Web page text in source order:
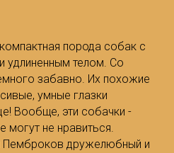
порода собак с
удлиненным телом. Со
забавно. Их похожие
умные глазки
Вообще, эти собачки -
могут не нравиться.
Пемброков дружелюбный и